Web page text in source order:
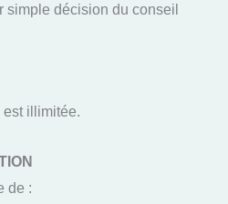
simple décision du conseil
est illimitée.
de :